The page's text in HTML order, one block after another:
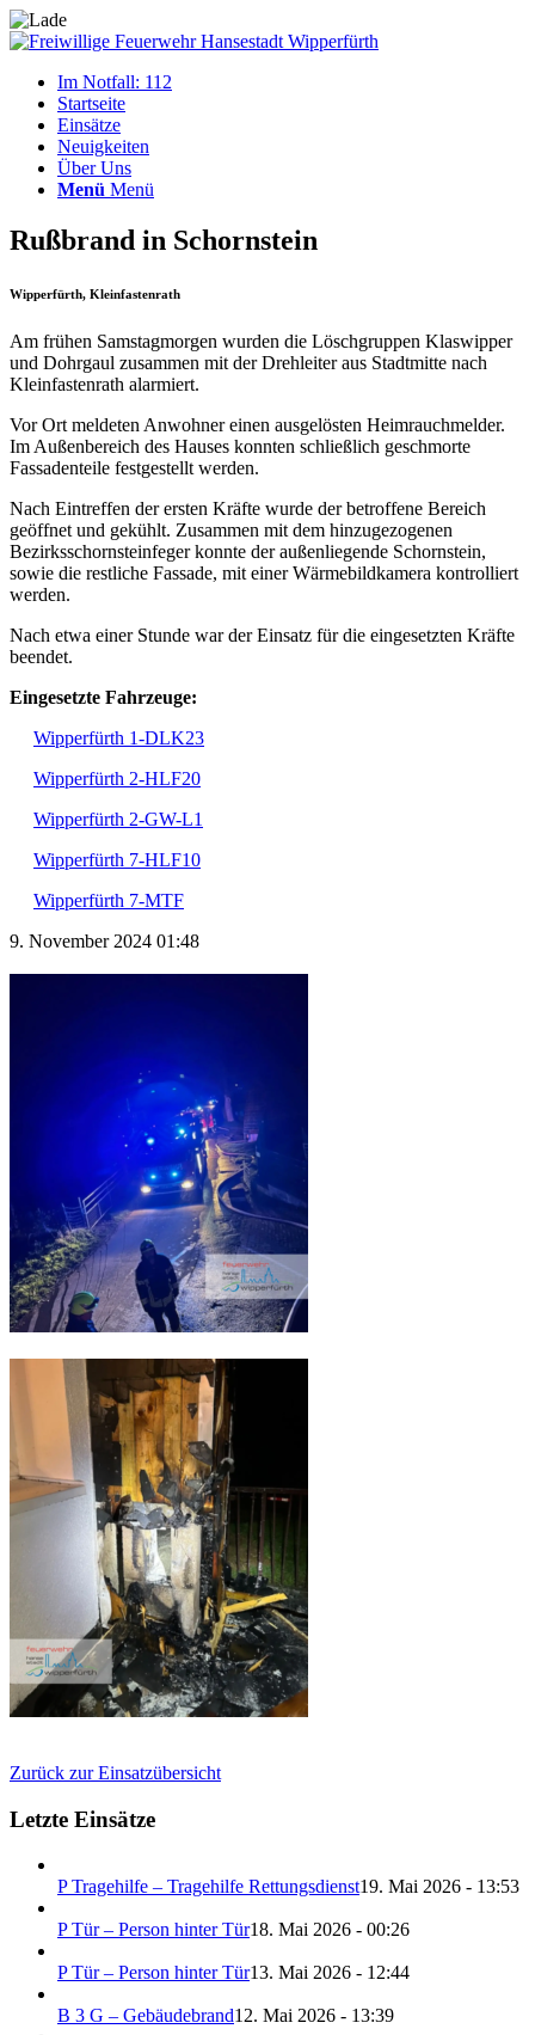
Im Notfall: 112
Startseite
Einsätze
Neuigkeiten
Über Uns
Menü Menü
Rußbrand in Schornstein
Wipperfürth, Kleinfastenrath
Am frühen Samstagmorgen wurden die Löschgruppen Klaswipper
und Dohrgaul zusammen mit der Drehleiter aus Stadtmitte nach
Kleinfastenrath alarmiert.
Vor Ort meldeten Anwohner einen ausgelösten Heimrauchmelder.
Im Außenbereich des Hauses konnten schließlich geschmorte
Fassadenteile festgestellt werden.
Nach Eintreffen der ersten Kräfte wurde der betroffene Bereich
geöffnet und gekühlt. Zusammen mit dem hinzugezogenen
Bezirksschornsteinfeger konnte der außenliegende Schornstein,
sowie die restliche Fassade, mit einer Wärmebildkamera kontrolliert
werden.
Nach etwa einer Stunde war der Einsatz für die eingesetzten Kräfte
beendet.
Eingesetzte Fahrzeuge:
Wipperfürth 1-DLK23
Wipperfürth 2-HLF20
Wipperfürth 2-GW-L1
Wipperfürth 7-HLF10
Wipperfürth 7-MTF
9. November 2024 01:48
Zurück zur Einsatzübersicht
Letzte Einsätze
P Tragehilfe – Tragehilfe Rettungsdienst19. Mai 2026 - 13:53
P Tür – Person hinter Tür18. Mai 2026 - 00:26
P Tür – Person hinter Tür13. Mai 2026 - 12:44
B 3 G – Gebäudebrand12. Mai 2026 - 13:39